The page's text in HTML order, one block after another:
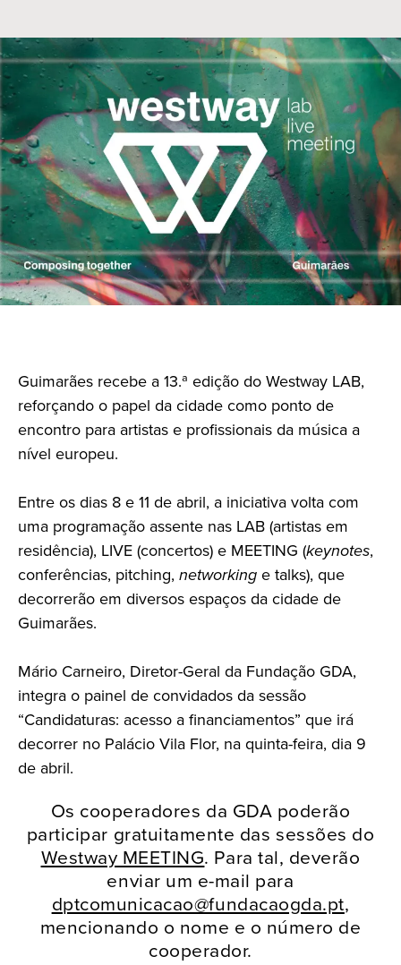
Guimarães recebe a 13.ª edição do Westway LAB,
reforçando o papel da cidade como ponto de
encontro para artistas e profissionais da música a
nível europeu.
Entre os dias 8 e 11 de abril, a iniciativa volta com
uma programação assente nas LAB (artistas em
residência), LIVE (concertos) e MEETING (keynotes,
conferências, pitching, networkinge talks), que
decorrerão em diversos espaços da cidade de
Guimarães.
Mário Carneiro, Diretor-Geral da Fundação GDA,
integra o painel de convidados da sessão
“Candidaturas: acesso a financiamentos” que irá
decorrer no Palácio Vila Flor, na quinta-feira, dia 9
de abril.
Os cooperadores da GDA poderão
participar gratuitamente das sessões do
Westway MEETING. Para tal, deverão
enviar um e-mail para
dptcomunicacao@fundacaogda.pt,
mencionando o nome e o número de
cooperador.